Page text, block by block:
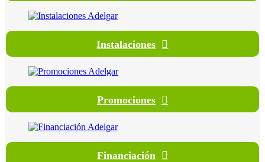
Instalaciones
Promociones
Financiación